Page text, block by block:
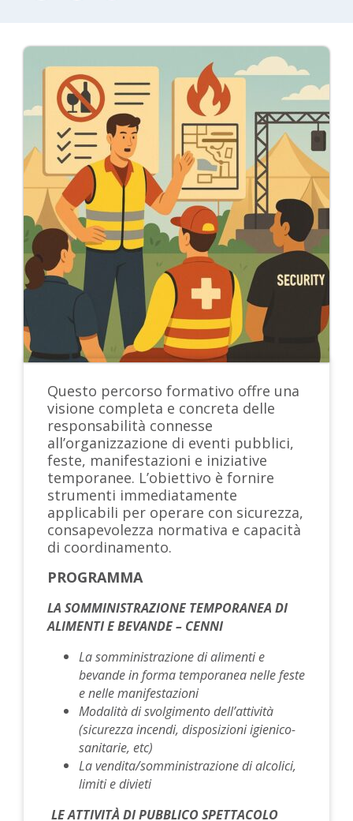
Questo percorso formativo offre una
visione completa e concreta delle
responsabilità connesse
all’organizzazione di eventi pubblici,
feste, manifestazioni e iniziative
temporanee. L’obiettivo è fornire
strumenti immediatamente
applicabili per operare con sicurezza,
consapevolezza normativa e capacità
di coordinamento.
PROGRAMMA
LA SOMMINISTRAZIONE TEMPORANEA DI
ALIMENTI E BEVANDE – CENNI
La somministrazione di alimenti e
bevande in forma temporanea nelle feste
e nelle manifestazioni
Modalità di svolgimento dell’attività
(sicurezza incendi, disposizioni igienico-
sanitarie, etc)
La vendita/somministrazione di alcolici,
limiti e divieti
LE ATTIVITÀ DI PUBBLICO SPETTACOLO